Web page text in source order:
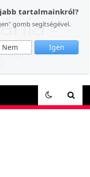
tartalmainkról?
gomb segítségével.
Nem Igen
minden